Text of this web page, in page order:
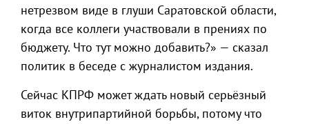
нетрезвом виде в глуши Саратовской области,
когда все коллеги участвовали в прениях по
бюджету. Что тут можно добавить?» — сказал
политик в беседе с журналистом издания.
Сейчас КПРФ может ждать новый серьёзный
виток внутрипартийной борьбы, потому что